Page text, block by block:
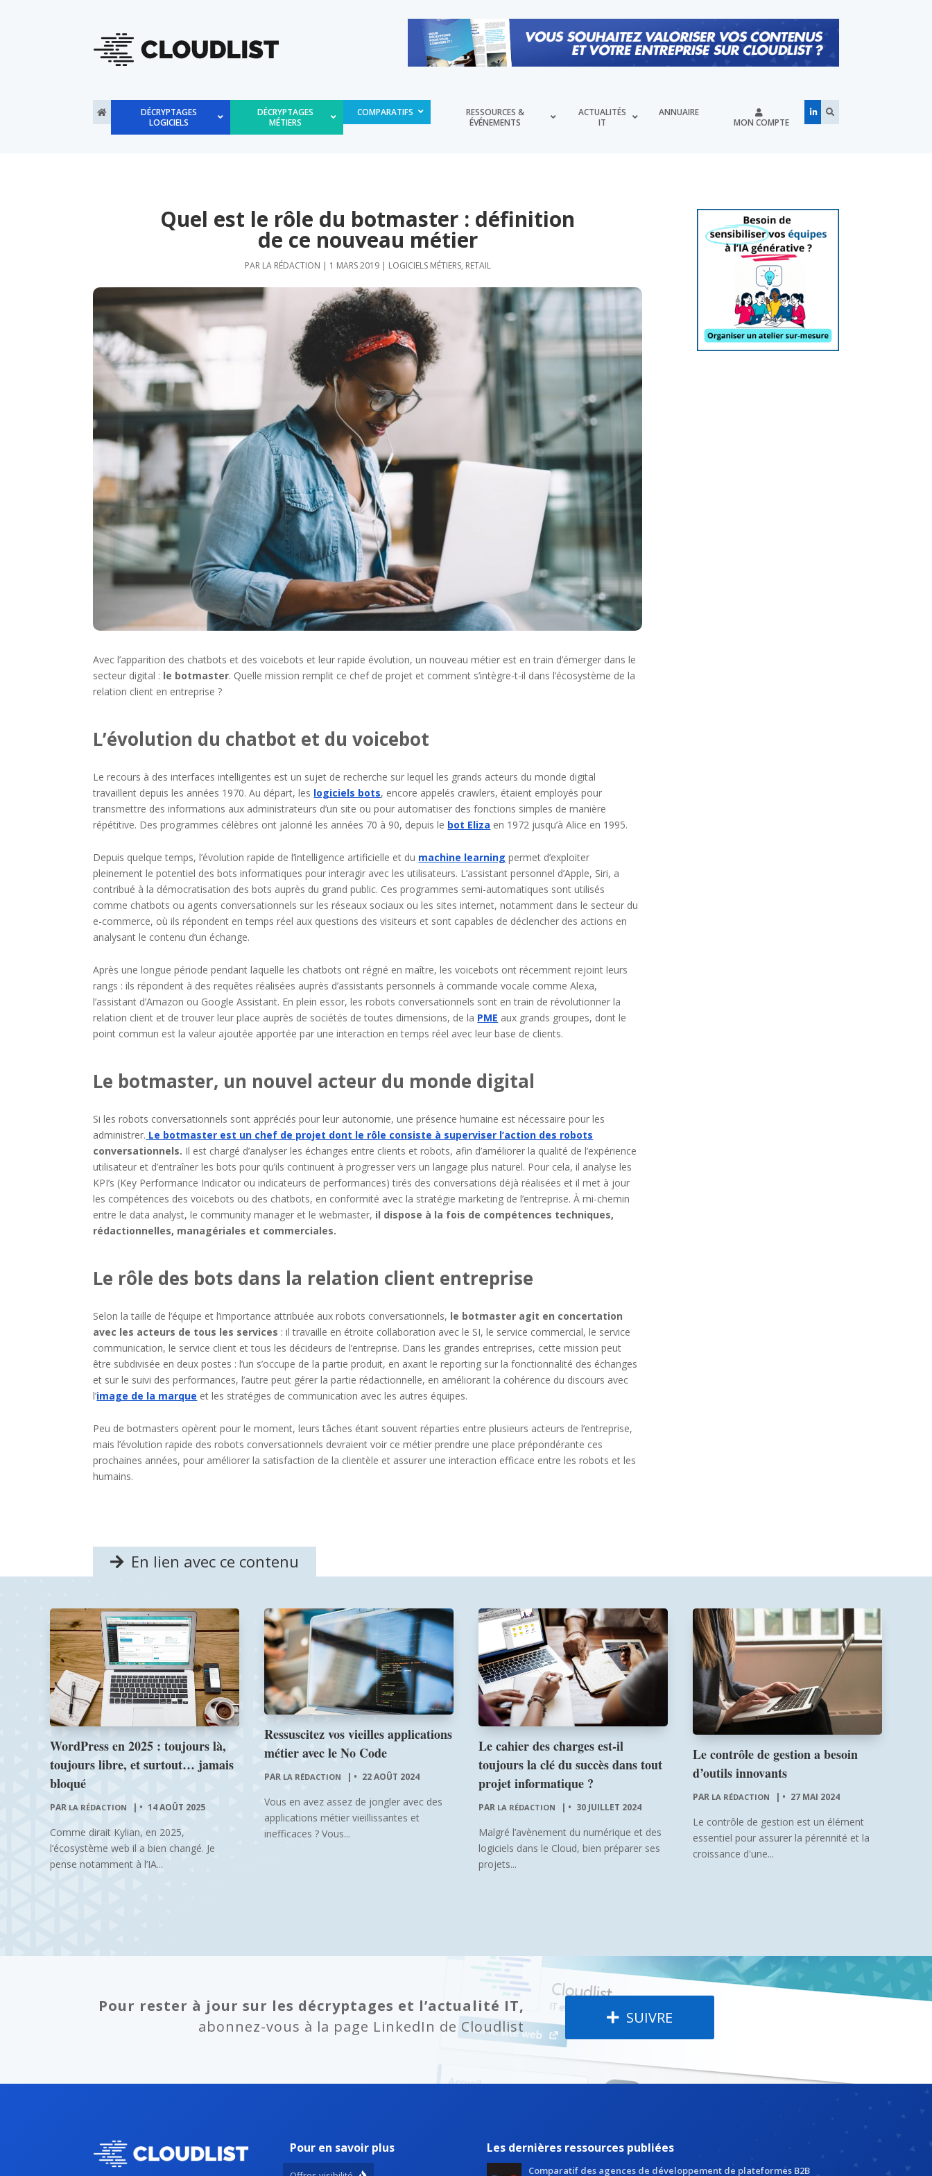
DÉCRYPTAGES
LOGICIELS
DÉCRYPTAGES
MÉTIERS
COMPARATIFS
RESSOURCES &
ÉVÉNEMENTS
ACTUALITÉS
IT
ANNUAIRE
MON COMPTE
Quel est le rôle du botmaster : définition
de ce nouveau métier
PAR LA RÉDACTION | 1 MARS 2019| LOGICIELS MÉTIERS, RETAIL
Avec l’apparition des chatbots et des voicebots et leur rapide évolution, un nouveau métier est en train d’émerger dans le
secteur digital : le botmaster. Quelle mission remplit ce chef de projet et comment s’intègre-t-il dans l’écosystème de la
relation client en entreprise ?
L’évolution du chatbot et du voicebot
Le recours à des interfaces intelligentes est un sujet de recherche sur lequel les grands acteurs du monde digital
travaillent depuis les années 1970. Au départ, les logiciels bots, encore appelés crawlers, étaient employés pour
transmettre des informations aux administrateurs d’un site ou pour automatiser des fonctions simples de manière
répétitive. Des programmes célèbres ont jalonné les années 70 à 90, depuis le bot Eliza en 1972 jusqu’à Alice en 1995.
Depuis quelque temps, l’évolution rapide de l’intelligence artificielle et du machine learning permet d’exploiter
pleinement le potentiel des bots informatiques pour interagir avec les utilisateurs. L’assistant personnel d’Apple, Siri, a
contribué à la démocratisation des bots auprès du grand public. Ces programmes semi-automatiques sont utilisés
comme chatbots ou agents conversationnels sur les réseaux sociaux ou les sites internet, notamment dans le secteur du
e-commerce, où ils répondent en temps réel aux questions des visiteurs et sont capables de déclencher des actions en
analysant le contenu d’un échange.
Après une longue période pendant laquelle les chatbots ont régné en maître, les voicebots ont récemment rejoint leurs
rangs : ils répondent à des requêtes réalisées auprès d’assistants personnels à commande vocale comme Alexa,
l’assistant d’Amazon ou Google Assistant. En plein essor, les robots conversationnels sont en train de révolutionner la
relation client et de trouver leur place auprès de sociétés de toutes dimensions, de la PME aux grands groupes, dont le
point commun est la valeur ajoutée apportée par une interaction en temps réel avec leur base de clients.
Le botmaster, un nouvel acteur du monde digital
Si les robots conversationnels sont appréciés pour leur autonomie, une présence humaine est nécessaire pour les
administrer. Le botmaster est un chef de projet dont le rôle consiste à superviser l’action des robots
conversationnels. Il est chargé d’analyser les échanges entre clients et robots, afin d’améliorer la qualité de l’expérience
utilisateur et d’entraîner les bots pour qu’ils continuent à progresser vers un langage plus naturel. Pour cela, il analyse les
KPI’s (Key Performance Indicator ou indicateurs de performances) tirés des conversations déjà réalisées et il met à jour
les compétences des voicebots ou des chatbots, en conformité avec la stratégie marketing de l’entreprise. À mi-chemin
entre le data analyst, le community manager et le webmaster, il dispose à la fois de compétences techniques,
rédactionnelles, managériales et commerciales.
Le rôle des bots dans la relation client entreprise
Selon la taille de l’équipe et l’importance attribuée aux robots conversationnels, le botmaster agit en concertation
avec les acteurs de tous les services : il travaille en étroite collaboration avec le SI, le service commercial, le service
communication, le service client et tous les décideurs de l’entreprise. Dans les grandes entreprises, cette mission peut
être subdivisée en deux postes : l’un s’occupe de la partie produit, en axant le reporting sur la fonctionnalité des échanges
et sur le suivi des performances, l’autre peut gérer la partie rédactionnelle, en améliorant la cohérence du discours avec
l’image de la marque et les stratégies de communication avec les autres équipes.
Peu de botmasters opèrent pour le moment, leurs tâches étant souvent réparties entre plusieurs acteurs de l’entreprise,
mais l’évolution rapide des robots conversationnels devraient voir ce métier prendre une place prépondérante ces
prochaines années, pour améliorer la satisfaction de la clientèle et assurer une interaction efficace entre les robots et les
humains.
En lien avec ce contenu
WordPress en 2025 : toujours là,
toujours libre, et surtout… jamais
bloqué
PAR LA RÉDACTION 14 AOÛT 2025
Comme dirait Kylian, en 2025,
l’écosystème web il a bien changé. Je
pense notamment à l’IA...
Ressuscitez vos vieilles applications
métier avec le No Code
PAR LA RÉDACTION | 22 AOÛT 2024
Vous en avez assez de jongler avec des
applications métier vieillissantes et
inefficaces ? Vous...
Le cahier des charges est-il
toujours la clé du succès dans tout
projet informatique ?
PAR LA RÉDACTION 30 JUILLET 2024
Malgré l’avènement du numérique et des
logiciels dans le Cloud, bien préparer ses
projets...
Le contrôle de gestion a besoin
d’outils innovants
PAR LA RÉDACTION | 27 MAI 2024
Le contrôle de gestion est un élément
essentiel pour assurer la pérennité et la
croissance d'une...
Pour rester à jour sur les décryptages et l’actualité IT,
abonnez-vous à la page LinkedIn de Cloudlist
SUIVRE
Pour en savoir plus Les dernières ressources publiées
Comparatif des agences de développement de plateformes B2B